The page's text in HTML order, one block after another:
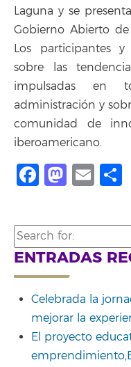
Laguna y se
Gobierno Abierto
Los participantes
sobre las
impulsadas en
administración y
comunidad de
iberoamericano.
Facebook
Search
for:
ENTRADAS
Celebrada la
mejorar la
El proyecto